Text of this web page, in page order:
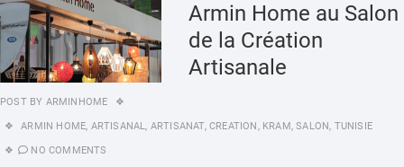
Armin Home au Salon
de la Création
Artisanale
POST BY ARMINHOME
ARMIN HOME, ARTISANAL, ARTISANAT,CREATION, KRAM,SALON, TUNISIE
NO COMMENTS